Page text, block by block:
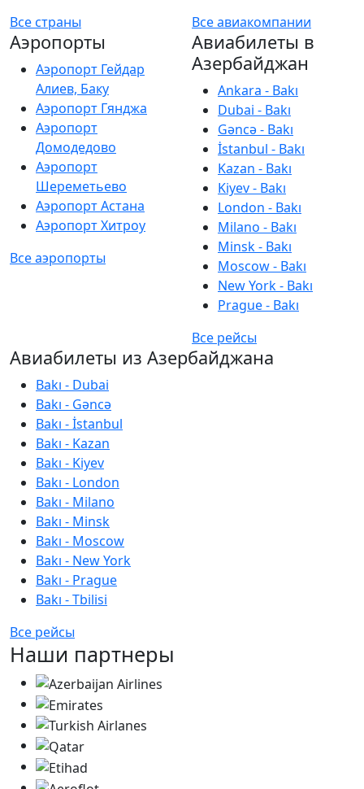
Все страны
Все авиакомпании
Аэропорты
Аэропорт Гейдар
Алиев, Баку
Аэропорт Гянджа
Аэропорт
Домодедово
Аэропорт
Шереметьево
Аэропорт Астана
Аэропорт Хитроу
Все аэропорты
Авиабилеты в
Азербайджан
Ankara - Bakı
Dubai - Bakı
Gəncə - Bakı
İstanbul - Bakı
Kazan - Bakı
Kiyev - Bakı
London - Bakı
Milano - Bakı
Minsk - Bakı
Moscow - Bakı
New York - Bakı
Prague - Bakı
Все рейсы
Авиабилеты из Азербайджана
Bakı - Dubai
Bakı - Gəncə
Bakı - İstanbul
Bakı - Kazan
Bakı - Kiyev
Bakı - London
Bakı - Milano
Bakı - Minsk
Bakı - Moscow
Bakı - New York
Bakı - Prague
Bakı - Tbilisi
Все рейсы
Наши партнеры